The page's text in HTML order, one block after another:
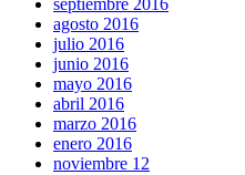
septiembre 2016
agosto 2016
julio 2016
junio 2016
mayo 2016
abril 2016
marzo 2016
enero 2016
noviembre 12